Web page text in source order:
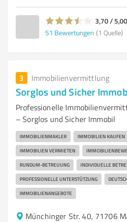
3,70 / 5,00
51 Bewertungen (1 Quelle)
3 Immobilienvermittlung
Sorglos und Sicher
Professionelle
– Sorglos und Sicher Immobil
IMMOBILIENMAKLER IMMOBILIEN KAUFEN
IMMOBILIEN VERMIETEN
RUNDUM-BETREUUNG INDIVIDUELLE
PROFESSIONELLE UNTERSTÜTZUNG
IMMOBILIENANGEBOTE
Münchinger Str. 40, 71706